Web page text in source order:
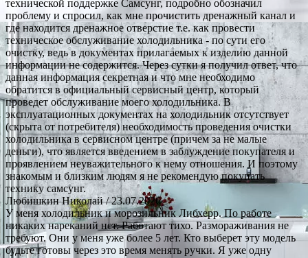
технической поддержке Самсунг, подробно обозначил
проблему и спросил, как мне прочистить дренажный канал и
где находится дренажное отверстие т.е. как провести
техническое обслуживание холодильника - по сути его
очистку, ведь в документах прилагаемых к изделию данной
информации не содержится. Через сутки я получил ответ, что
данная информация секретная и что мне необходимо
обратится в официальный сервисный центр, который
проведет обслуживание моего холодильника. В
эксплуатационных документах на холодильник отсутствует
(скрыта от потребителя) необходимость проведения очистки
холодильника в сервисном центре (причем за не малые
деньги), что является введением в заблуждение покупателя и
проявлением неуважительного к нему отношения. И поэтому
знакомым и близким людям я не рекомендую покупать
технику самсунг.
Любишкин Николай/ 23.07.2026
У меня холодильник и морозильник Либхерр. По работе
никаких нареканий нет. Работают тихо. Размораживания не
требуют. Они у меня уже более 5 лет. Кто выберет эту модель
будьте готовы через это время менять ручки. Я уже одну